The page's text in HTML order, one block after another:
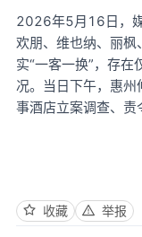
2026年5月16日，
欢朋、维也纳、丽
实“一客一换”，存
况。当日下午，惠
事酒店立案调查、责
收藏 举报